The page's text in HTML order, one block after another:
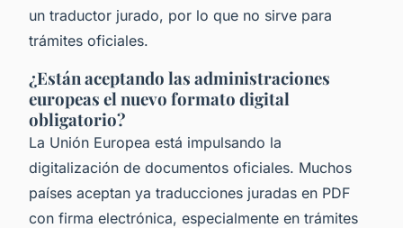
un traductor jurado, por lo que no sirve para
trámites oficiales.
¿Están aceptando las administraciones
europeas el nuevo formato digital
obligatorio?
La Unión Europea está impulsando la
digitalización de documentos oficiales. Muchos
países aceptan ya traducciones juradas en PDF
con firma electrónica, especialmente en trámites